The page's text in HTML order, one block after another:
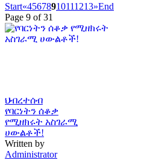
Start«45678910111213»End
Page 9 of 31
ህብረተሰብ
የባርነትን ሰቆቃ
የሚዘክሩት አስገራሚ
ሀውልቶች!
Written by
Administrator